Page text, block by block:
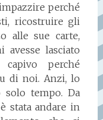
perché
ricostruire gli
alle sue carte,
lasciato
perché
di noi. Anzi, lo
solo tempo. Da
stata andare in